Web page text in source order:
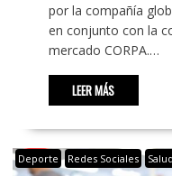
por la compañía
en conjunto con la
mercado CORPA.…
LEER MÁS
Deporte Redes Sociales Salud